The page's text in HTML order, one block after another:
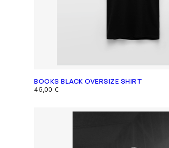
BOOKS BLACK OVERSIZE SHIRT
45,00€